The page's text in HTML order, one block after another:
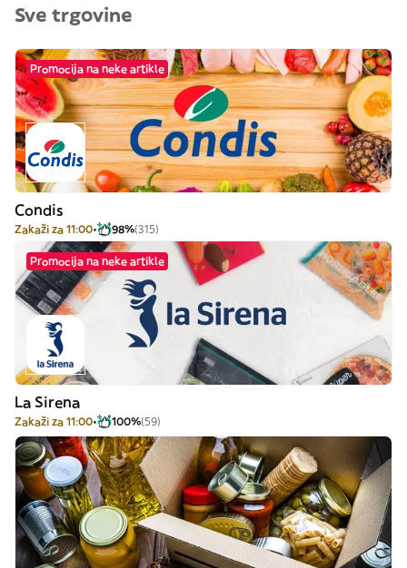
Sve trgovine
Promocija na neke artikle
Condis
Zakaži za 11:00 98%(315)
Promocija na neke artikle
La Sirena
Zakaži za 11:00 100%(59)